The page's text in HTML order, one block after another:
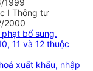
1999
I Thông tư
2000
bổ sung.
11 và 12 thuộc
xuất khẩu, nhập